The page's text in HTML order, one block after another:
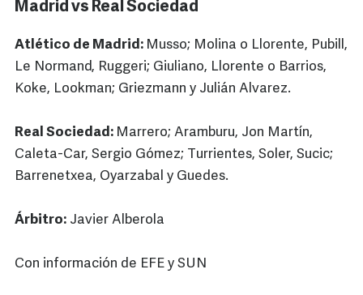
Madrid vs Real Sociedad
Atlético de Madrid: Musso; Molina o Llorente, Pubill,
Le Normand, Ruggeri; Giuliano, Llorente o Barrios,
Koke, Lookman; Griezmann y Julián Alvarez.
Real Sociedad: Marrero; Aramburu, Jon Martín,
Caleta-Car, Sergio Gómez; Turrientes, Soler, Sucic;
Barrenetxea, Oyarzabal y Guedes.
Árbitro: Javier Alberola
Con información de EFE y SUN